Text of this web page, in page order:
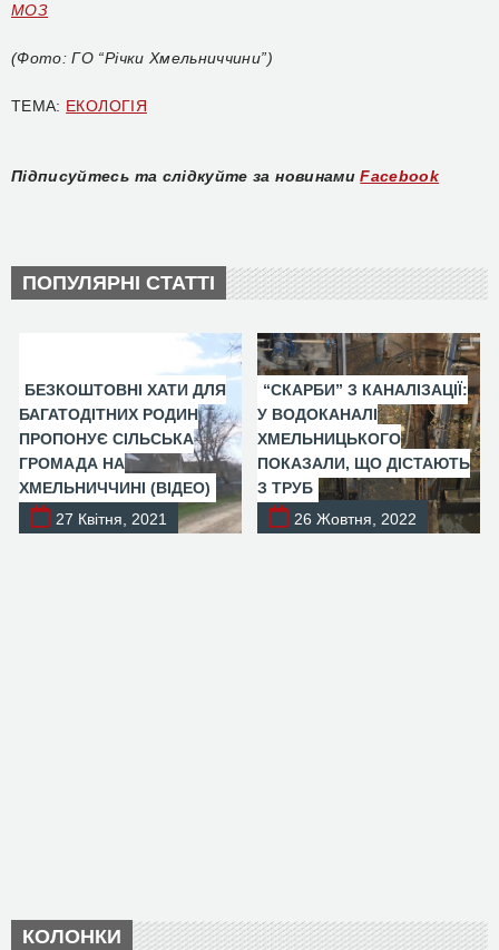
МОЗ
(Фото: ГО “Річки Хмельниччини”)
ТЕМА: ЕКОЛОГІЯ
Підписуйтесь та слідкуйте за новинами Facebook
ПОПУЛЯРНІ СТАТТІ
БЕЗКОШТОВНІ ХАТИ ДЛЯ
БАГАТОДІТНИХ РОДИН
ПРОПОНУЄ СІЛЬСЬКА
ГРОМАДА НА
ХМЕЛЬНИЧЧИНІ (ВІДЕО)
27 Квітня, 2021
“СКАРБИ” З КАНАЛІЗАЦІЇ:
У ВОДОКАНАЛІ
ХМЕЛЬНИЦЬКОГО
ПОКАЗАЛИ, ЩО ДІСТАЮТЬ
З ТРУБ
26 Жовтня, 2022
КОЛОНКИ